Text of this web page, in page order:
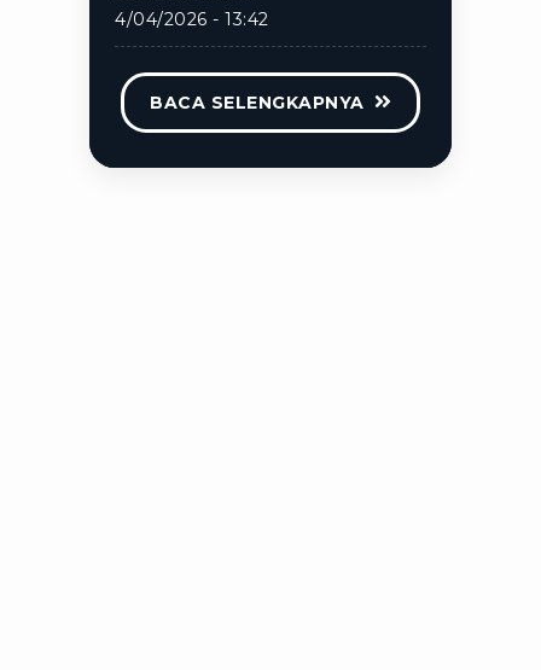
4/04/2026 - 13:42
BACA SELENGKAPNYA